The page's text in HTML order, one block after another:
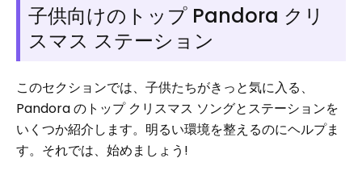
子供向けのトップ Pandora クリ
スマス ステーション
このセクションでは、子供たちがきっと気に入る、
Pandora のトップ クリスマス ソングとステーションを
いくつか紹介します。明るい環境を整えるのにヘルプま
す。それでは、始めましょう!